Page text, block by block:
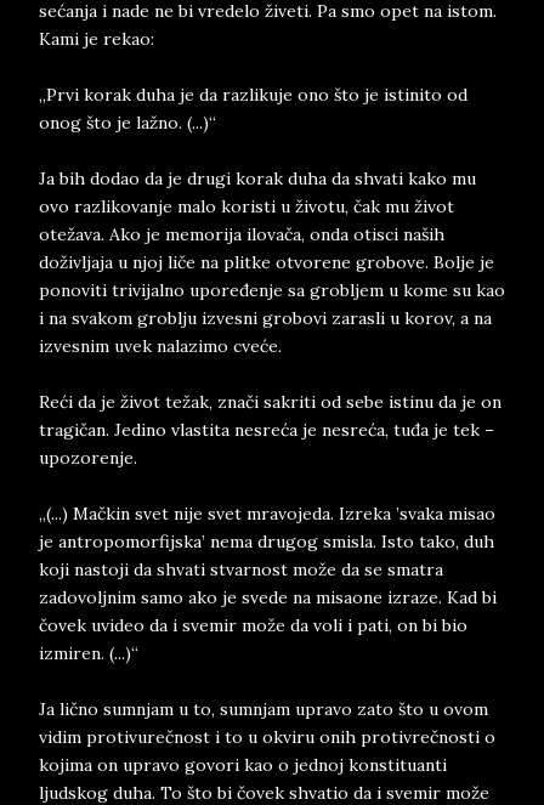
sećanja i nade ne bi vredelo živeti. Pa smo opet na istom.
Kami je rekao:
„Prvi korak duha je da razlikuje ono što je istinito od
onog što je lažno. (...)“
Ja bih dodao da je drugi korak duha da shvati kako mu
ovo razlikovanje malo koristi u životu, čak mu život
otežava. Ako je memorija ilovača, onda otisci naših
doživljaja u njoj liče na plitke otvorene grobove. Bolje je
ponoviti trivijalno upoređenje sa grobljem u kome su kao
i na svakom groblju izvesni grobovi zarasli u korov, a na
izvesnim uvek nalazimo cveće.
Reći da je život težak, znači sakriti od sebe istinu da je on
tragičan. Jedino vlastita nesreća je nesreća, tuđa je tek –
upozorenje.
„(...) Mačkin svet nije svet mravojeda. Izreka ’svaka misao
je antropomorfijska’ nema drugog smisla. Isto tako, duh
koji nastoji da shvati stvarnost može da se smatra
zadovoljnim samo ako je svede na misaone izraze. Kad bi
čovek uvideo da i svemir može da voli i pati, on bi bio
izmiren. (...)“
Ja lično sumnjam u to, sumnjam upravo zato što u ovom
vidim protivurečnost i to u okviru onih protivrečnosti o
kojima on upravo govori kao o jednoj konstituanti
ljudskog duha. To što bi čovek shvatio da i svemir može